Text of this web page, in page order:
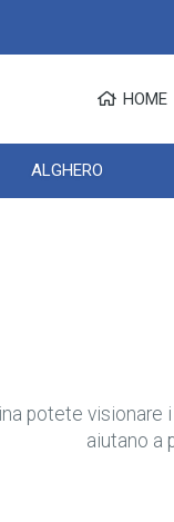
HOME
ALGHERO
potete visionare
aiutano a